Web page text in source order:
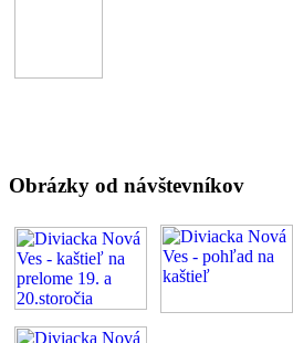
Obrázky od návštevníkov